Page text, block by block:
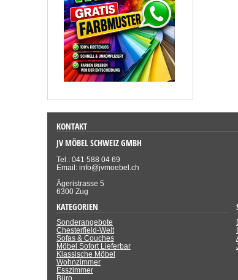
KONTAKT
JV MÖBEL SCHWEIZ GMBH
Tel.: 041 588 04 69
Email: info@jvmoebel.ch
Ägeristrasse 5
6300 Zug
KATEGORIEN
Sonderangebote
Chesterfield-Welt
Sofas & Couches
Möbel Sofort Lieferbar
Klassische Möbel
Wohnzimmer
Esszimmer